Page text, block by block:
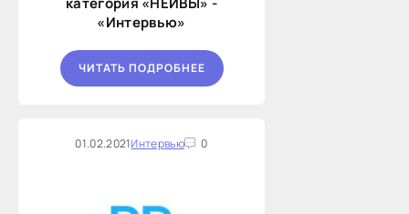
«Интервью»
ЧИТАТЬ ПОДРОБНЕЕ
01.02.2021Интервью 0